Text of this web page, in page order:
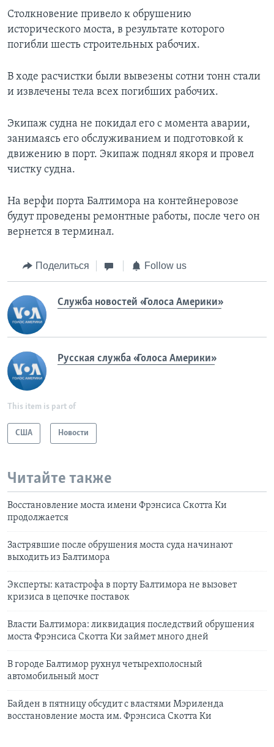
Столкновение привело к обрушению
исторического моста, в результате которого
погибли шесть строительных рабочих.
В ходе расчистки были вывезены сотни тонн стали
и извлечены тела всех погибших рабочих.
Экипаж судна не покидал его с момента аварии,
занимаясь его обслуживанием и подготовкой к
движению в порт. Экипаж поднял якоря и провел
чистку судна.
На верфи порта Балтимора на контейнеровозе
будут проведены ремонтные работы, после чего он
вернется в терминал.
Поделиться Follow us
Служба новостей «Голоса Америки»
Русская служба «Голоса Америки»
This item is part of
США Новости
Читайте также
Восстановление моста имени Фрэнсиса Скотта Ки
продолжается
Застрявшие после обрушения моста суда начинают
выходить из Балтимора
Эксперты: катастрофа в порту Балтимора не вызовет
кризиса в цепочке поставок
Власти Балтимора: ликвидация последствий обрушения
моста Фрэнсиса Скотта Ки займет много дней
В городе Балтимор рухнул четырехполосный
автомобильный мост
Байден в пятницу обсудит с властями Мэриленда
восстановление моста им. Фрэнсиса Скотта Ки